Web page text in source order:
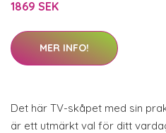
1869 SEK
MER INFO!
Det här TV-skåpet med sin
är ett utmärkt val för ditt